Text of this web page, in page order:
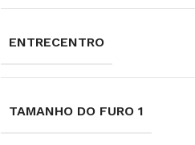
ENTRECENTRO
TAMANHO DO FURO 1